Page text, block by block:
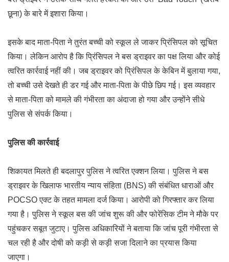
छूना) के बारे में इशारा किया।
इसके बाद माता-पिता ने तुरंत बच्ची को स्कूल ले जाकर प्रिंसिपल को सूचित
किया। लेकिन आरोप है कि प्रिंसिपल ने बस ड्राइवर का पक्ष लिया और कोई
त्वरित कार्रवाई नहीं की। जब ड्राइवर को प्रिंसिपल के केबिन में बुलाया गया,
तो बच्ची उसे देखते ही डर गई और माता-पिता के पीछे छिप गई। इस व्यवहार
से माता-पिता को मामले की गंभीरता का अंदाजा हो गया और उन्होंने सीधे
पुलिस से संपर्क किया।
पुलिस की कार्रवाई
शिकायत मिलते ही बदलापुर पुलिस ने त्वरित एक्शन लिया। पुलिस ने बस
ड्राइवर के खिलाफ भारतीय न्याय संहिता (BNS) की संबंधित धाराओं और
POCSO एक्ट के तहत मामला दर्ज किया। आरोपी को गिरफ्तार कर लिया
गया है। पुलिस ने स्कूल बस की जांच शुरू की और फोरेंसिक टीम ने मौके पर
पहुंचकर सबूत जुटाए। पुलिस अधिकारियों ने बताया कि जांच पूरी गंभीरता से
चल रही है और दोषी को कड़ी से कड़ी सजा दिलाने का प्रयास किया
जाएगा।